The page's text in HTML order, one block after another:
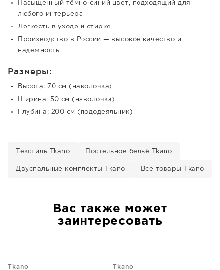
Насыщенный тёмно-синий цвет, подходящий для
любого интерьера
Легкость в уходе и стирке
Производство в России — высокое качество и
надежность
Размеры:
Высота: 70 см (наволочка)
Ширина: 50 см (наволочка)
Глубина: 200 см (пододеяльник)
Текстиль Tkano Постельное бельё Tkano
Двуспальные комплекты Tkano Все товары Tkano
Вас также может
заинтересовать
Tkano
Tkano